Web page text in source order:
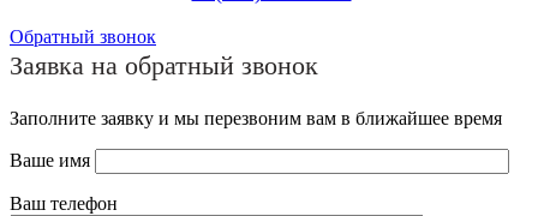
Обратный звонок
Заявка на обратный звонок
Заполните заявку и мы перезвоним вам в ближайшее время
Ваше имя
Ваш телефон